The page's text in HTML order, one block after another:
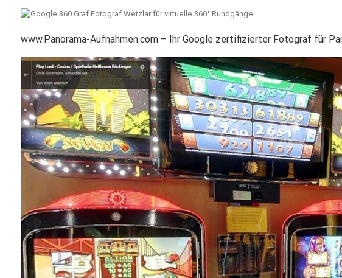
www.Panorama-Aufnahmen.com – Ihr Google zertifizierter Fotograf für